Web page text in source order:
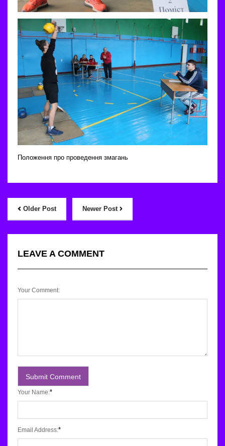
Положення про проведення змагань
Older Post Newer Post
LEAVE A COMMENT
Your Comment:
Your Name:*
Email Address:*